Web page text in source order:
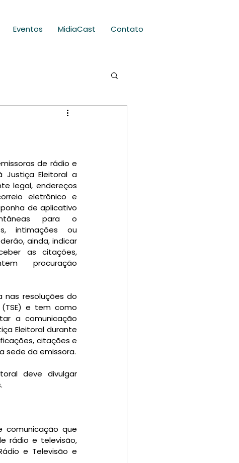
Eventos MidiaCast Contato
de rádio e
Justiça Eleitoral a
legal, endereços
eletrônico e
de aplicativo
para o
intimações ou
ainda, indicar
as citações,
procuração
nas resoluções do
(TSE) e tem como
a comunicação
Eleitoral durante
citações e
deve divulgar
comunicação que
rádio e televisão,
e Televisão e